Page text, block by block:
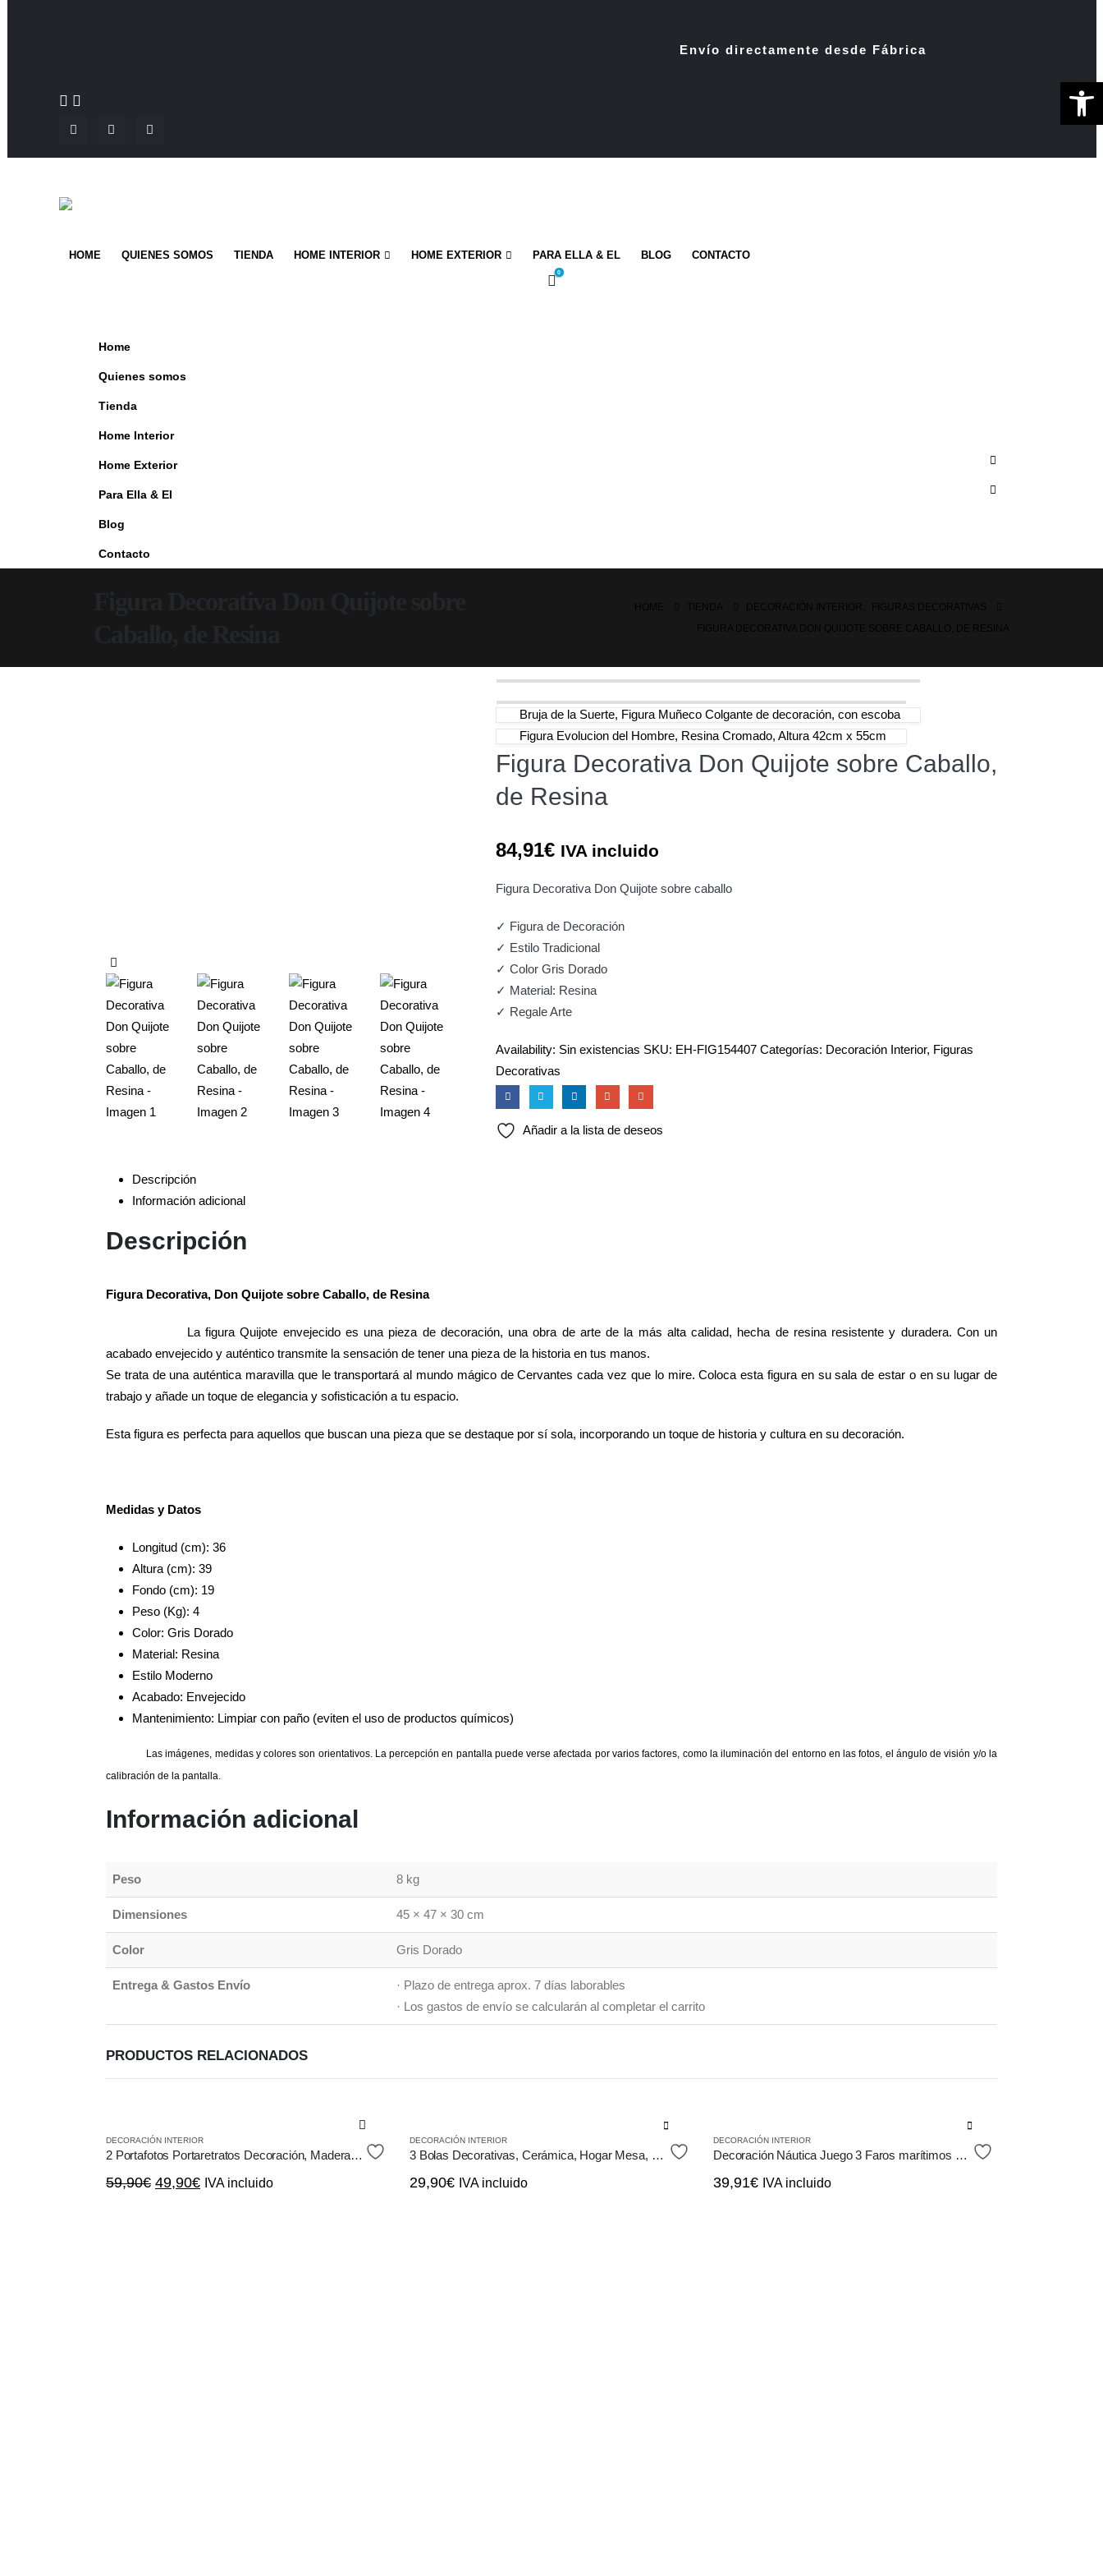
Envío directamente desde Fábrica
HOME QUIENES SOMOS TIENDA HOME INTERIOR HOME EXTERIOR PARA ELLA & EL BLOG CONTACTO
0
Home
Quienes somos
Tienda
Home Interior
Home Exterior
Para Ella & El
Blog
Contacto
Bruja de la Suerte, Figura Muñeco Colgante de decoración, con escoba
Figura Evolucion del Hombre, Resina Cromado, Altura 42cm x 55cm
Figura Decorativa Don Quijote sobre Caballo,
de Resina
84,91€ IVA incluido
Figura Decorativa Don Quijote sobre caballo
✓ Figura de Decoración
✓ Estilo Tradicional
✓ Color Gris Dorado
✓ Material: Resina
✓ Regale Arte
Availability: Sin existencias SKU: EH-FIG154407 Categorías: Decoración Interior, Figuras
Decorativas
Añadir a la lista de deseos
Descripción
Información adicional
Descripción
Figura Decorativa, Don Quijote sobre Caballo, de Resina
La figura Quijote envejecido es una pieza de decoración, una obra de arte de la más alta calidad, hecha de resina resistente y duradera. Con un
acabado envejecido y auténtico transmite la sensación de tener una pieza de la historia en tus manos.
Se trata de una auténtica maravilla que le transportará al mundo mágico de Cervantes cada vez que lo mire. Coloca esta figura en su sala de estar o en su lugar de
trabajo y añade un toque de elegancia y sofisticación a tu espacio.
Esta figura es perfecta para aquellos que buscan una pieza que se destaque por sí sola, incorporando un toque de historia y cultura en su decoración.
Medidas y Datos
Longitud (cm): 36
Altura (cm): 39
Fondo (cm): 19
Peso (Kg): 4
Color: Gris Dorado
Material: Resina
Estilo Moderno
Acabado: Envejecido
Mantenimiento: Limpiar con paño (eviten el uso de productos químicos)
Las imágenes, medidas y colores son orientativos. La percepción en pantalla puede verse afectada por varios factores, como la iluminación del entorno en las fotos, el ángulo de visión y/o la
calibración de la pantalla.
Información adicional
Peso 8 kg
Dimensiones 45 × 47 × 30 cm
Color Gris Dorado
Entrega & Gastos Envío
· Plazo de entrega aprox. 7 días laborables
· Los gastos de envío se calcularán al completar el carrito
PRODUCTOS RELACIONADOS
DECORACIÓN INTERIOR
2 Portafotos Portaretratos Decoración, Madera Blanco y Negro
59,90€ El
49,90€ElIVA incluido
producto
múltiples
DECORACIÓN INTERIOR
3 Bolas Decorativas, Cerámica, Hogar Mesa, Color Blanco Marrón
29,90€ IVA incluido
DECORACIÓN INTERIOR
Decoración Náutica Juego 3 Faros marítimos de Metal
39,91€ IVA incluido